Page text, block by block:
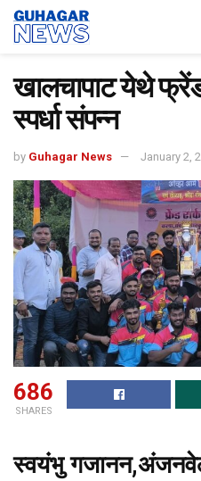
खालचापाट येथे
स्पर्धा संपन्न
by Guhagar News January 2,
686
SHARES
स्वयंभु